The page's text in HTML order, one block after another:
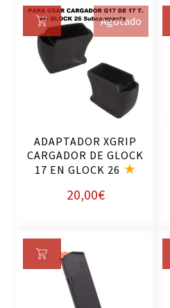
Agotado
ADAPTADOR XGRIP
CARGADOR DE GLOCK
17 EN GLOCK 26
20,00€
Le
er
m
Añ